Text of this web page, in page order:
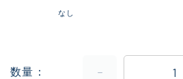
なし
数量